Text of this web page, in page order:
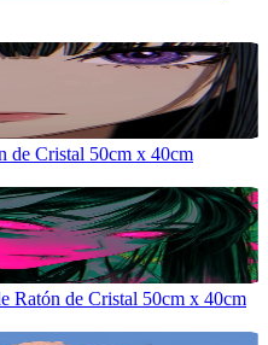
de Cristal 50cm x 40cm
Ratón de Cristal 50cm x 40cm